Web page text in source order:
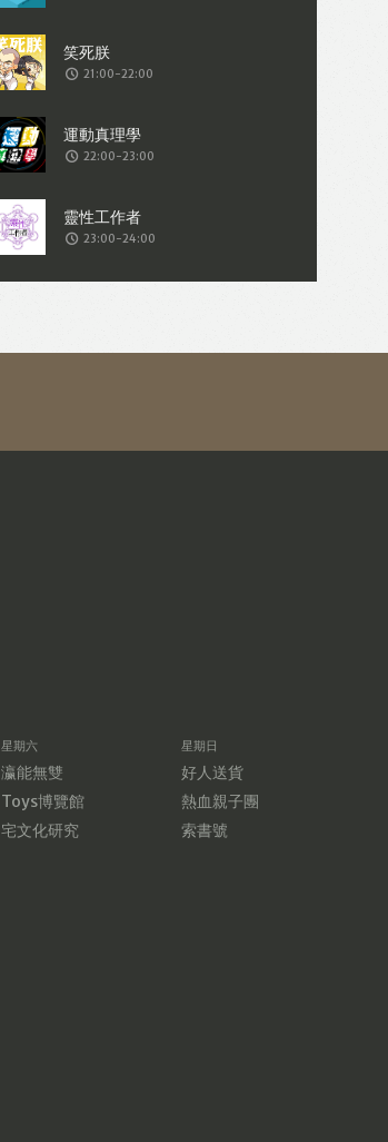
21:00-22:00
22:00-23:00
23:00-24:00
星期六
瀛能無雙
Toys博覽館
宅文化研究
星期日
好人送貨
熱血親子團
索書號